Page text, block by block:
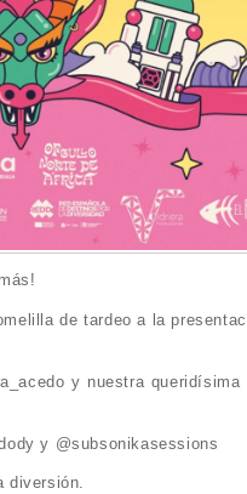
de tardeo a la
y nuestra queridísima
y @subsonikasessions
diversión.